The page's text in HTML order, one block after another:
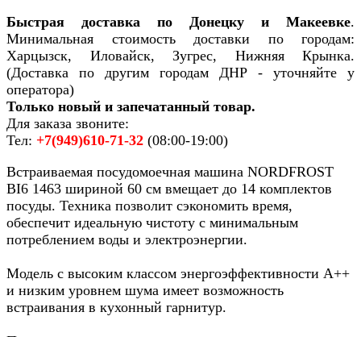
Быстрая доставка по Донецку и Макеевке.
Минимальная стоимость доставки по городам:
Харцызск, Иловайск, Зугрес, Нижняя Крынка.
(Доставка по другим городам ДНР - уточняйте у
оператора)
Только новый и запечатанный товар.
Для заказа звоните:
Тел: +7(949)610-71-32 (08:00-19:00)
Встраиваемая посудомоечная машина NORDFROST
BI6 1463 шириной 60 см вмещает до 14 комплектов
посуды. Техника позволит сэкономить время,
обеспечит идеальную чистоту с минимальным
потреблением воды и электроэнергии.
Модель с высоким классом энергоэффективности А++
и низким уровнем шума имеет возможность
встраивания в кухонный гарнитур.